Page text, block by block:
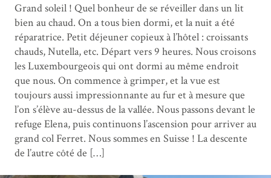
Grand soleil ! Quel bonheur de se réveiller dans un lit
bien au chaud. On a tous bien dormi, et la nuit a été
réparatrice. Petit déjeuner copieux à l’hôtel : croissants
chauds, Nutella, etc. Départ vers 9 heures. Nous croisons
les Luxembourgeois qui ont dormi au même endroit
que nous. On commence à grimper, et la vue est
toujours aussi impressionnante au fur et à mesure que
l’on s’élève au-dessus de la vallée. Nous passons devant le
refuge Elena, puis continuons l’ascension pour arriver au
grand col Ferret. Nous sommes en Suisse ! La descente
de l’autre côté de […]